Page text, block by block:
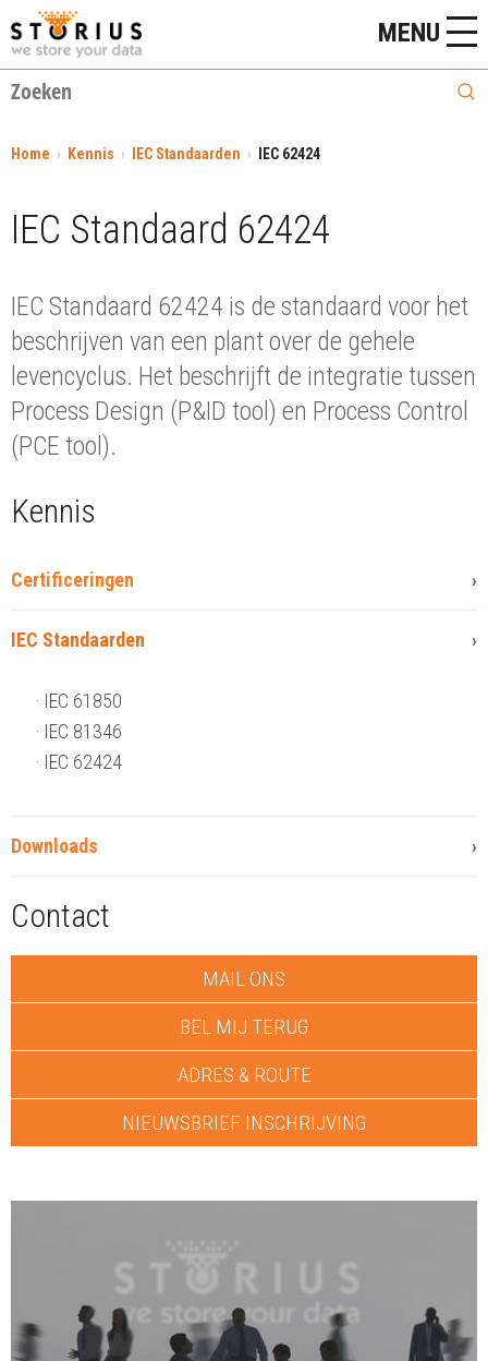
MENU
Home Kennis IEC Standaarden IEC 62424
IEC Standaard 62424
IEC Standaard 62424 is de standaard voor het
beschrijven van een plant over de gehele
levencyclus. Het beschrijft de integratie tussen
Process Design (P&ID tool) en Process Control
(PCE tool).
Kennis
Certificeringen
IEC Standaarden
IEC 61850
IEC 81346
IEC 62424
Downloads
Contact
MAIL ONS
BEL MIJ TERUG
ADRES & ROUTE
NIEUWSBRIEF INSCHRIJVING